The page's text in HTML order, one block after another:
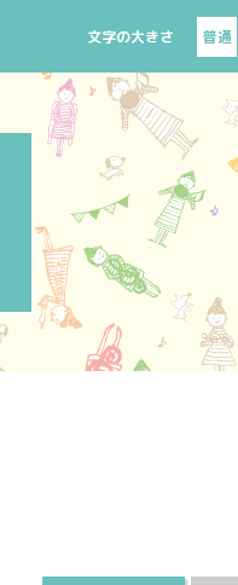
ト
ニで購入
ーネットで購入
よくある質問
演者募集
普通